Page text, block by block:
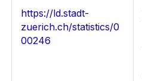
https://ld.stadt-
zuerich.ch/statistics/0
00246